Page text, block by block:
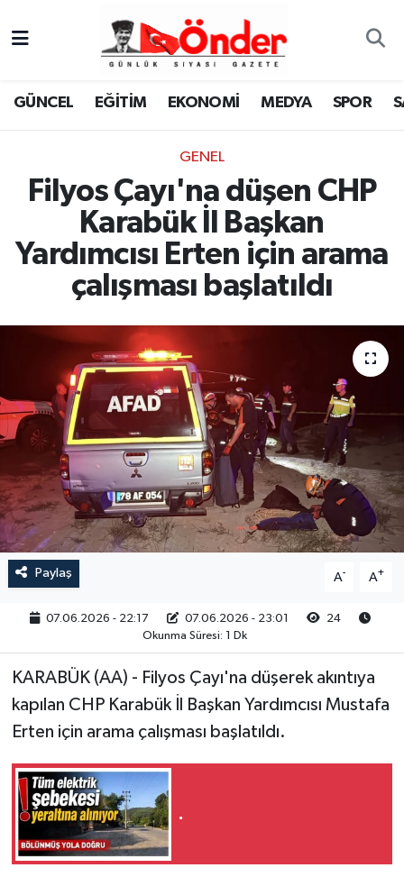
GÜNCEL EĞİTİM EKONOMİ MEDYA SPOR
GENEL
Filyos Çayı'na düşen CHP
Karabük İl Başkan
Yardımcısı Erten için arama
çalışması başlatıldı
Paylaş A- A+
07.06.2026 - 22:17 07.06.2026 - 23:01
24
Okunma Süresi: 1 Dk
KARABÜK (AA) - Filyos Çayı'na düşerek akıntıya
kapılan CHP Karabük İl Başkan Yardımcısı Mustafa
Erten için arama çalışması başlatıldı.
.
GÜNCEL
MEDYA
SPOR
SAĞLIK
KÜLTÜR-SANAT
YAŞAM
RESMİ İLAN
Zonguldak Nöbetçi Eczaneler
Zonguldak Namaz Vakitleri
Zonguldak Trafik Yoğunluk Haritası
TFF 3.Lig 4.Grup Puan Durumu ve Fikstür
Tüm Manşetler
Son Dakika Haberleri
Haber Arşivi